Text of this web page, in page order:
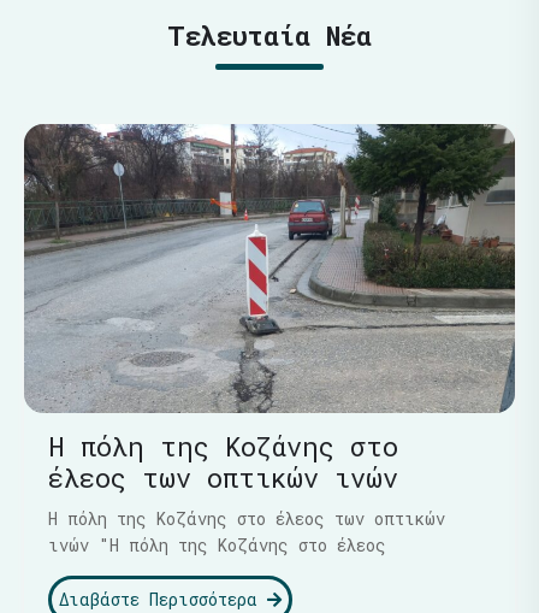
Τελευταία Νέα
Η πόλη της Κοζάνης στο
έλεος των οπτικών ινών
Η πόλη της Κοζάνης στο έλεος των οπτικών
ινών "Η πόλη της Κοζάνης στο έλεος
Διαβάστε Περισσότερα